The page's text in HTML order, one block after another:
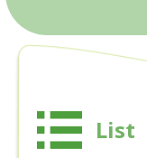
List